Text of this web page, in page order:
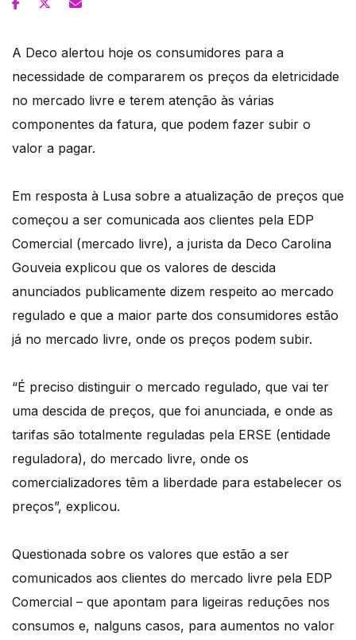
A Deco alertou hoje os consumidores para a
necessidade de compararem os preços da eletricidade
no mercado livre e terem atenção às várias
componentes da fatura, que podem fazer subir o
valor a pagar.
Em resposta à Lusa sobre a atualização de preços que
começou a ser comunicada aos clientes pela EDP
Comercial (mercado livre), a jurista da Deco Carolina
Gouveia explicou que os valores de descida
anunciados publicamente dizem respeito ao mercado
regulado e que a maior parte dos consumidores estão
já no mercado livre, onde os preços podem subir.
“É preciso distinguir o mercado regulado, que vai ter
uma descida de preços, que foi anunciada, e onde as
tarifas são totalmente reguladas pela ERSE (entidade
reguladora), do mercado livre, onde os
comercializadores têm a liberdade para estabelecer os
preços”, explicou.
Questionada sobre os valores que estão a ser
comunicados aos clientes do mercado livre pela EDP
Comercial – que apontam para ligeiras reduções nos
consumos e, nalguns casos, para aumentos no valor